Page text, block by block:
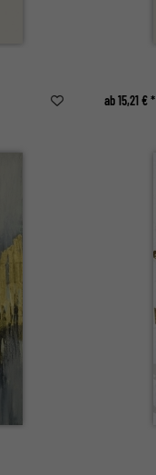
ab 15,21 € *